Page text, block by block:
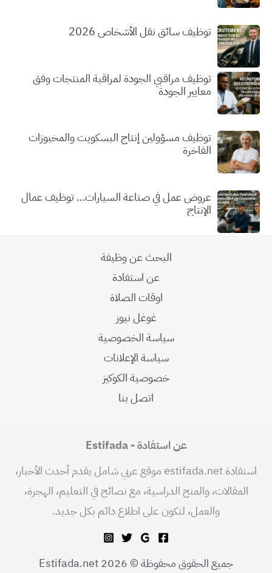
توظيف سائق نقل الأشخاص 2026
توظيف مراقبي الجودة لمراقبة المنتجات وفق
معايير الجودة
توظيف مسؤولين إنتاج البسكويت والمخبوزات
الفاخرة
عروض عمل في صناعة السيارات… توظيف عمال
الإنتاج
البحث عن وظيفة
عن استفادة
اوقات الصلاة
غوغل نيوز
سياسة الخصوصية
سياسة الإعلانات
خصوصية الكوكيز
اتصل بنا
عن استفادة - Estifada
استفادة estifada.net موقع عربي شامل يقدم أحدث الأخبار،
المقالات، والمنح الدراسية، مع نصائح في التعليم، الهجرة،
والعمل، لتكون على اطلاع دائم بكل جديد.
جميع الحقوق محفوظة © 2026 Estifada.net